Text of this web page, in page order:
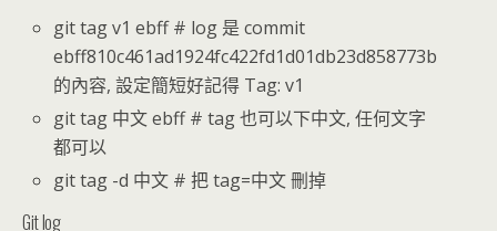
git tag v1 ebff # log 是 commit
ebff810c461ad1924fc422fd1d01db23d858773b
的內容, 設定簡短好記得 Tag: v1
git tag 中文 ebff # tag 也可以下中文, 任何文字
都可以
git tag -d 中文 # 把 tag=中文 刪掉
Git log